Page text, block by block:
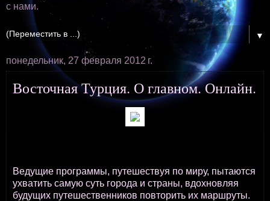
с нами.
▼
понедельник, 27 февраля 2012 г.
Восточная Турция. О главном. Онлайн.
Ведущие программы, путешествуя по миру, пытаются
ухватить самую суть города и страны, вдохновляя
будущих путешественников повторить их маршруты.